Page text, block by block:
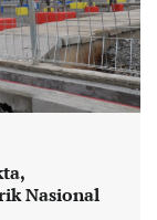
Nasional